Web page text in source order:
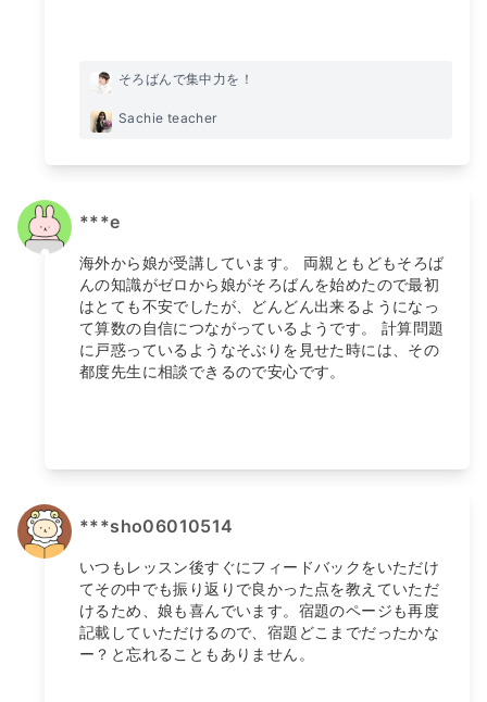
そろばんで集中力を！
Sachie teacher
***e
海外から娘が受講しています。 両親ともどもそろば
んの知識がゼロから娘がそろばんを始めたので最初
はとても不安でしたが、どんどん出来るようになっ
て算数の自信につながっているようです。 計算問題
に戸惑っているようなそぶりを見せた時には、その
都度先生に相談できるので安心です。
***sho06010514
いつもレッスン後すぐにフィードバックをいただけ
てその中でも振り返りで良かった点を教えていただ
けるため、娘も喜んでいます。宿題のページも再度
記載していただけるので、宿題どこまでだったかな
ー？と忘れることもありません。